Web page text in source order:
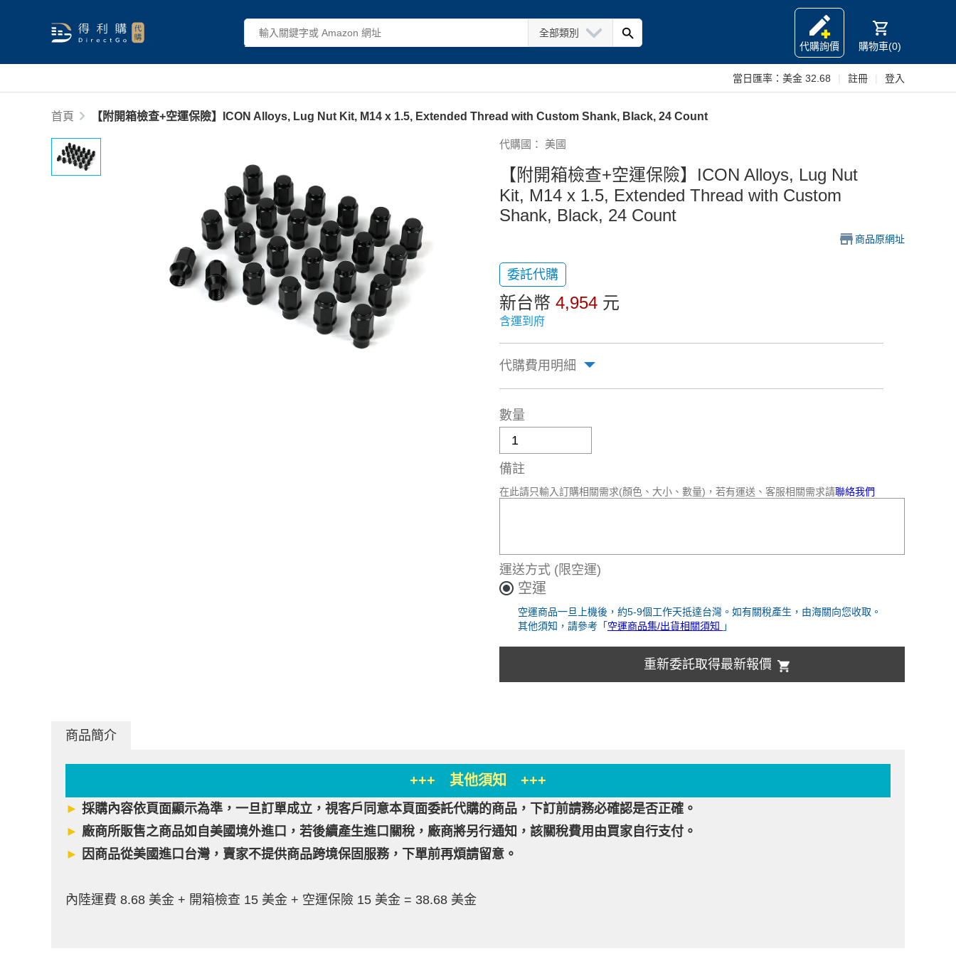
全部類別
代購詢價
購物車(0)
當日匯率： 美金 32.68 註冊 登入
首頁 【附開箱檢查+空運保險】ICON Alloys, Lug Nut Kit, M14 x 1.5, Extended Thread with Custom Shank, Black, 24 Count
代購國： 美國
【附開箱檢查+空運保險】ICON Alloys, Lug Nut
Kit, M14 x 1.5, Extended Thread with Custom
Shank, Black, 24 Count
商品原網址
委託代購
新台幣 4,954 元
含運到府
代購費用明細
數量
備註
在此請只輸入訂購相關需求(顏色、大小、數量)，若有運送、客服相關需求請聯絡我們
運送方式 (限空運)
空運
空運商品一旦上機後，約5-9個工作天抵達台灣。如有關稅產生，由海關向您收取。
其他須知，請參考「 空運商品集/出貨相關須知 」
重新委託取得最新報價
商品簡介
+++ 其他須知 +++
► 採購內容依頁面顯示為準，一旦訂單成立，視客戶同意本頁面委託代購的商品，下訂前請務必確認是否正確。
► 廠商所販售之商品如自美國境外進口，若後續產生進口關稅，廠商將另行通知，該關稅費用由買家自行支付。
► 因商品從美國進口台灣，賣家不提供商品跨境保固服務，下單前再煩請留意。
內陸運費 8.68 美金 + 開箱檢查 15 美金 + 空運保險 15 美金 = 38.68 美金